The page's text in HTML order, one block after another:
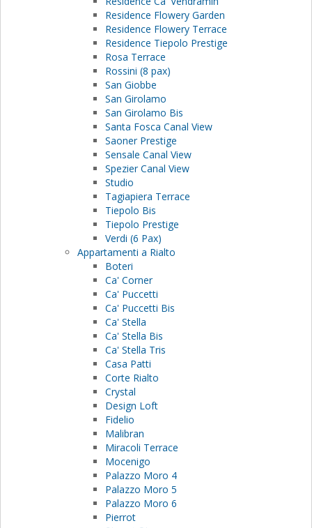
Residence Flowery Garden
Residence Flowery Terrace
Residence Tiepolo Prestige
Rosa Terrace
Rossini (8 pax)
San Giobbe
San Girolamo
San Girolamo Bis
Santa Fosca Canal View
Saoner Prestige
Sensale Canal View
Spezier Canal View
Studio
Tagiapiera Terrace
Tiepolo Bis
Tiepolo Prestige
Verdi (6 Pax)
Appartamenti a Rialto
Boteri
Ca' Corner
Ca' Puccetti
Ca' Puccetti Bis
Ca' Stella
Ca' Stella Bis
Ca' Stella Tris
Casa Patti
Corte Rialto
Crystal
Design Loft
Fidelio
Malibran
Miracoli Terrace
Mocenigo
Palazzo Moro 4
Palazzo Moro 5
Palazzo Moro 6
Pierrot